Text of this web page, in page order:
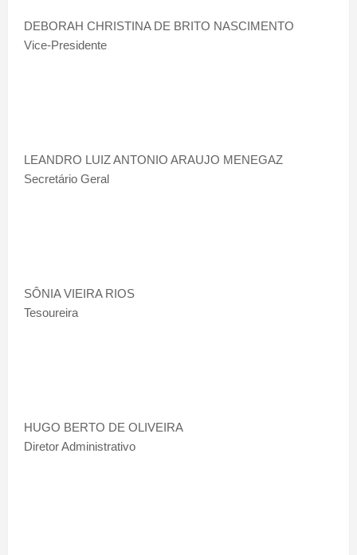
DEBORAH CHRISTINA DE BRITO NASCIMENTO
Vice-Presidente
LEANDRO LUIZ ANTONIO ARAUJO MENEGAZ
Secretário Geral
SÔNIA VIEIRA RIOS
Tesoureira
HUGO BERTO DE OLIVEIRA
Diretor Administrativo